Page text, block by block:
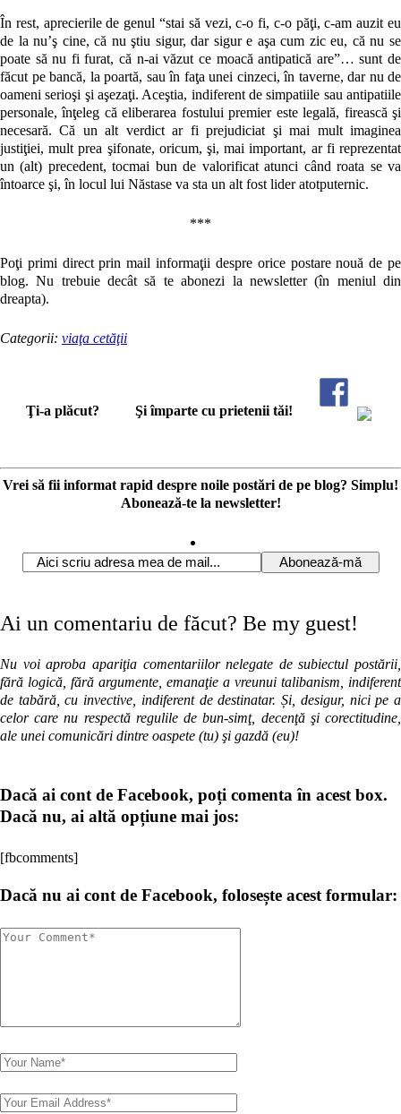
În rest, aprecierile de genul “stai să vezi, c-o fi, c-o păţi, c-am auzit eu
de la nu’ş cine, că nu ştiu sigur, dar sigur e aşa cum zic eu, că nu se
poate să nu fi furat, că n-ai văzut ce moacă antipatică are”… sunt de
făcut pe bancă, la poartă, sau în faţa unei cinzeci, în taverne, dar nu de
oameni serioşi şi aşezaţi. Aceştia, indiferent de simpatiile sau antipatiile
personale, înţeleg că eliberarea fostului premier este legală, firească şi
necesară. Că un alt verdict ar fi prejudiciat şi mai mult imaginea
justiţiei, mult prea şifonate, oricum, şi, mai important, ar fi reprezentat
un (alt) precedent, tocmai bun de valorificat atunci când roata se va
întoarce şi, în locul lui Năstase va sta un alt fost lider atotputernic.
***
Poţi primi direct prin mail informaţii despre orice postare nouă de pe
blog. Nu trebuie decât să te abonezi la newsletter (în meniul din
dreapta).
Categorii: viaţa cetăţii
Ţi-a plăcut? Şi împarte cu prietenii tăi!
Vrei să fii informat rapid despre noile postări de pe blog? Simplu!
Abonează-te la newsletter!
Ai un comentariu de făcut? Be my guest!
Nu voi aproba apariţia comentariilor nelegate de subiectul postării,
fără logică, fără argumente, emanaţie a vreunui talibanism, indiferent
de tabără, cu invective, indiferent de destinatar. Și, desigur, nici pe a
celor care nu respectă regulile de bun-simţ, decenţă şi corectitudine,
ale unei comunicări dintre oaspete (tu) şi gazdă (eu)!
Dacă ai cont de Facebook, poți comenta în acest box.
Dacă nu, ai altă opțiune mai jos:
[fbcomments]
Dacă nu ai cont de Facebook, folosește acest formular: